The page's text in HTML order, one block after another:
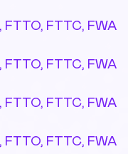
FTTC, FWA
FTTC, FWA
FTTC, FWA
FTTC, FWA